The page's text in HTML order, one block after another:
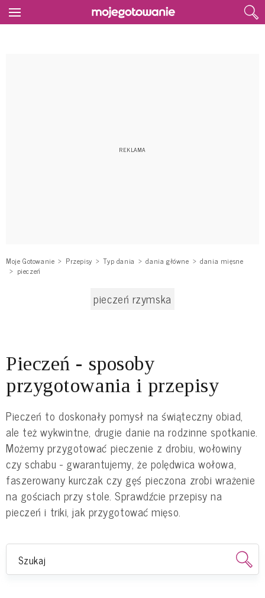
Moje Gotowanie Przepisy Typ dania dania główne
dania mięsne
pieczeń
pieczeń rzymska
Pieczeń - sposoby
przygotowania i przepisy
Pieczeń to doskonały pomysł na świąteczny obiad,
ale też wykwintne, drugie danie na rodzinne spotkanie.
Możemy przygotować pieczenie z drobiu, wołowiny
czy schabu - gwarantujemy, że polędwica wołowa,
faszerowany kurczak czy gęś pieczona zrobi wrażenie
na gościach przy stole. Sprawdźcie przepisy na
pieczeń i triki, jak przygotować mięso.